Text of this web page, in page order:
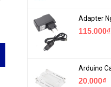
115.000₫
20.000₫